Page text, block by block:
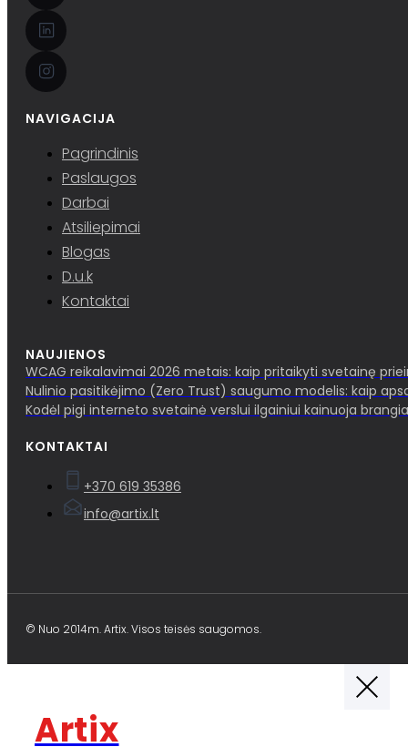
NAVIGACIJA
Pagrindinis
Paslaugos
Darbai
Atsiliepimai
Blogas
D.u.k
Kontaktai
NAUJIENOS
WCAG reikalavimai 2026 metais: kaip pritaikyti svetainę
Nulinio pasitikėjimo (Zero Trust) saugumo modelis: kaip
Kodėl pigi interneto svetainė verslui ilgainiui kainuoja
KONTAKTAI
+370 619 35386
info@artix.lt
© Nuo 2014m. Artix. Visos teisės saugomos.
Artix